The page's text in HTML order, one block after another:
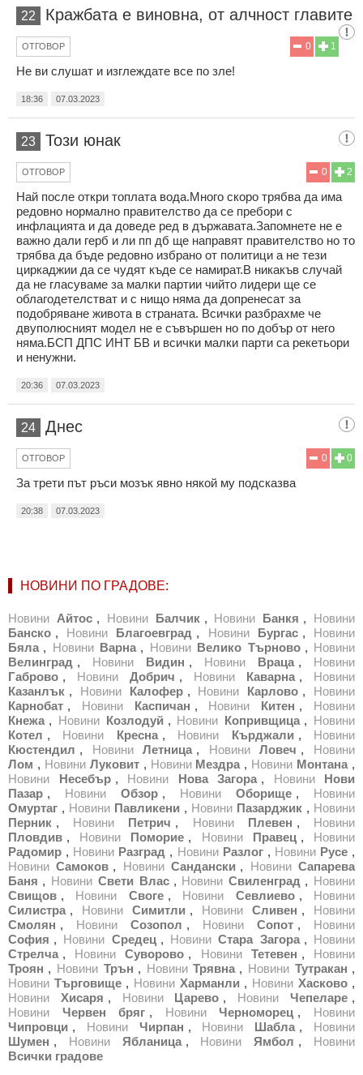
22 Кражбата е виновна, от алчност главите
1
0
ОТГОВОР
Не ви слушат и изглеждате все по зле!
18:36 07.03.2023
23 Този юнак
2
0
ОТГОВОР
Най после откри топлата вода.Много скоро трябва да има
редовно нормално правителство да се пребори с
инфлацията и да доведе ред в държавата.Запомнете не е
важно дали герб и ли пп дб ще направят правителство но то
трябва да бъде редовно избрано от политици а не тези
циркаджии да се чудят къде се намират.В никакъв случай
да не гласуваме за малки партии чийто лидери ще се
облагодетелстват и с нищо няма да допренесат за
подобряване живота в страната. Всички разбрахме че
двуполюсният модел не е съвършен но по добър от него
няма.БСП ДПС ИНТ БВ и всички малки парти са рекетьори
и ненужни.
20:36 07.03.2023
24 Днес
0
0
ОТГОВОР
За трети път ръси мозък явно някой му подсказва
20:38 07.03.2023
НОВИНИ ПО ГРАДОВЕ:
Новини Айтос , Новини Балчик , Новини Банкя , Новини
Банско , Новини Благоевград , Новини Бургас , Новини
Бяла , Новини Варна , Новини Велико Търново , Новини
Велинград , Новини Видин , Новини Враца , Новини
Габрово , Новини Добрич , Новини Каварна , Новини
Казанлък , Новини Калофер , Новини Карлово , Новини
Карнобат , Новини Каспичан , Новини Китен , Новини
Кнежа , Новини Козлодуй , Новини Копривщица , Новини
Котел , Новини Кресна , Новини Кърджали , Новини
Кюстендил , Новини Летница , Новини Ловеч , Новини
Лом , Новини Луковит , Новини Мездра , Новини Монтана ,
Новини
Несебър , Новини Нова Загора , Новини
Нови
Пазар , Новини Обзор , Новини Оборище , Новини
Омуртаг , Новини Павликени , Новини Пазарджик , Новини
Перник , Новини Петрич , Новини Плевен , Новини
Пловдив , Новини Поморие , Новини Правец , Новини
Радомир , Новини Разград , Новини Разлог , Новини Русе ,
Новини Самоков , Новини Сандански , Новини Сапарева
Баня , Новини Свети Влас , Новини Свиленград , Новини
Свищов , Новини Своге , Новини Севлиево , Новини
Силистра , Новини Симитли , Новини Сливен , Новини
Смолян , Новини Созопол , Новини Сопот , Новини
София , Новини Средец , Новини Стара Загора , Новини
Стрелча , Новини Суворово , Новини Тетевен , Новини
Троян , Новини Трън , Новини Трявна , Новини Тутракан ,
Новини Търговище , Новини Харманли , Новини Хасково ,
Новини
Хисаря , Новини Царево , Новини Чепеларе ,
Новини
Червен бряг , Новини Черноморец , Новини
Чипровци , Новини Чирпан , Новини Шабла , Новини
Шумен , Новини Ябланица , Новини Ямбол , Новини
Всички градове